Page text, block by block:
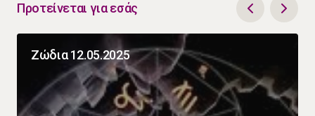
Προτείνεται για εσάς
Ζώδια 12.05.2025